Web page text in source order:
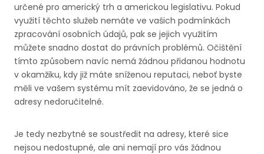
určené pro americký trh a americkou legislativu. Pokud
využití těchto služeb nemáte ve vašich podmínkách
zpracování osobních údajů, pak se jejich využitím
můžete snadno dostat do právních problémů. Očištění
tímto způsobem navíc nemá žádnou přidanou hodnotu
v okamžiku, kdy již máte sníženou reputaci, neboť byste
měli ve vašem systému mít zaevidováno, že se jedná o
adresy nedoručitelné.
Je tedy nezbytné se soustředit na adresy, které sice
nejsou nedostupné, ale ani nemají pro vás žádnou